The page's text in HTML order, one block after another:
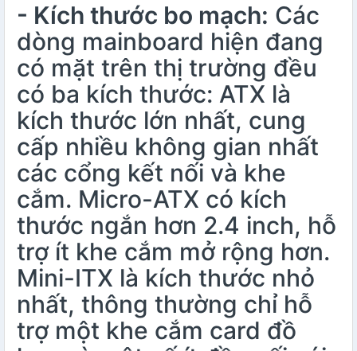
- Kích thước bo mạch: Các
dòng mainboard hiện đang
có mặt trên thị trường đều
có ba kích thước: ATX là
kích thước lớn nhất, cung
cấp nhiều không gian nhất
các cổng kết nối và khe
cắm. Micro-ATX có kích
thước ngắn hơn 2.4 inch, hỗ
trợ ít khe cắm mở rộng hơn.
Mini-ITX là kích thước nhỏ
nhất, thông thường chỉ hỗ
trợ một khe cắm card đồ